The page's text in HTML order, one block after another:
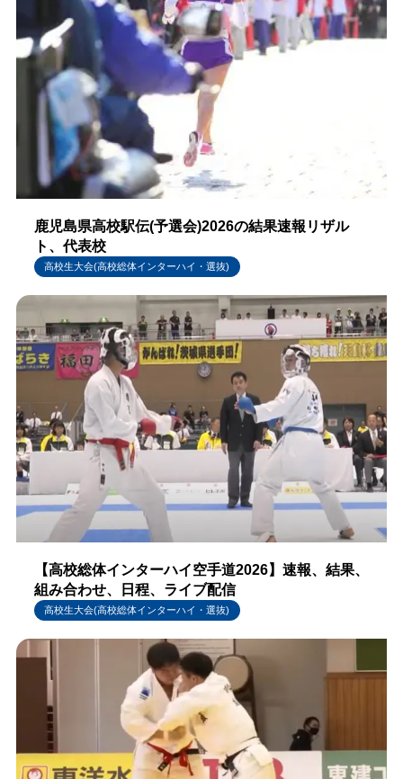
鹿児島県高校駅伝(予選会)2026の結果速報リザル
ト、代表校
高校生大会(高校総体インターハイ・選抜)
【高校総体インターハイ空手道2026】速報、結果、
組み合わせ、日程、ライブ配信
高校生大会(高校総体インターハイ・選抜)